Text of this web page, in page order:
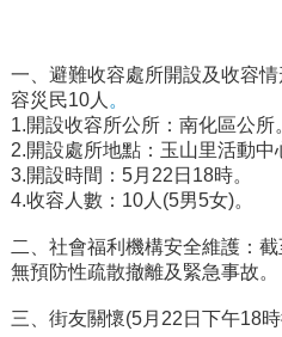
一、避難收容處所開設及收容
容災民10人 。
1.開設收容所公所：南化區公所
2.開設處所地點：玉山里活動中
3.開設時間：5月22日18時。
4.收容人數：10人(5男5女)。
二、社會福利機構安全維護：
無預防性疏散撤離及緊急事故。
三、街友關懷(5月22日下午18時